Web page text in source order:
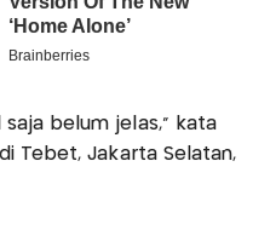
saja belum jelas,” kata
Tebet, Jakarta Selatan,